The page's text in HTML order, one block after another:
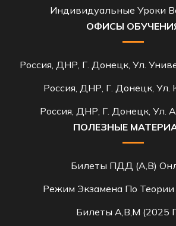
Индивидуальные Уроки
ОФИСЫ
Россия, ДНР, Г. Донецк, Ул.
Россия, ДНР, Г. Донецк, Ул.
Россия, ДНР, Г. Донецк, Ул.
ПОЛЕЗНЫЕ
Билеты ПДД (A,B)
Режим Экзамена По
Билеты A,B,M (2025